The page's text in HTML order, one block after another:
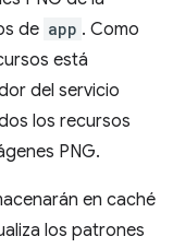
de app . Como
está
del servicio
los recursos
PNG.
en caché
los patrones